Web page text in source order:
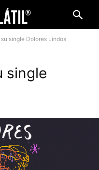
single Dolores Lindos
single